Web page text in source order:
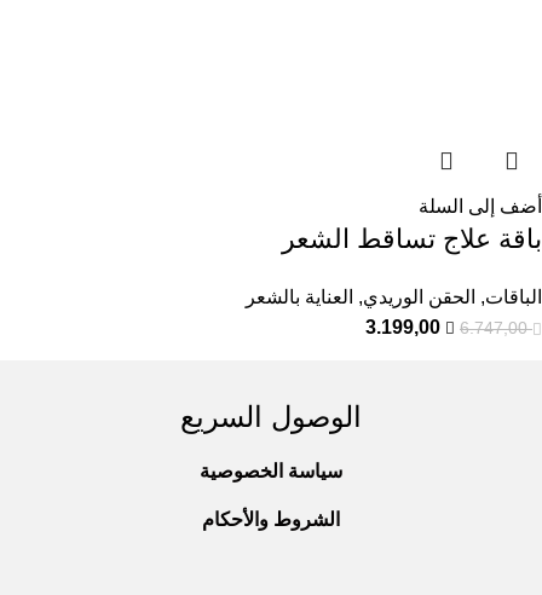
أضف إلى السلة
باقة علاج تساقط الشعر
الباقات, الحقن الوريدي, العناية بالشعر
6.747,00
3.199,00
الوصول السريع
سياسة الخصوصية
الشروط والأحكام